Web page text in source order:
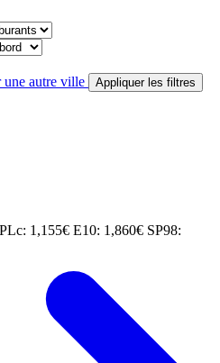
une autre ville Appliquer les filtres
1,155€ E10: 1,860€ SP98: